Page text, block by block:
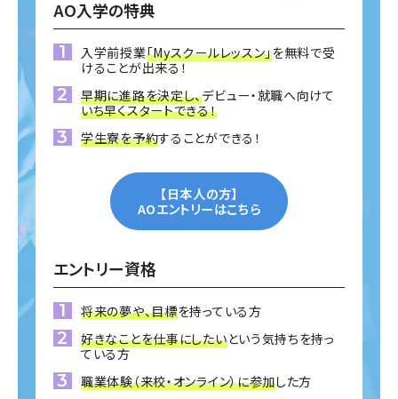
AO入学の特典
入学前授業「Myスクールレッスン」を無料で受
けることが出来る！
早期に進路を決定し、デビュー・就職へ向けて
いち早くスタートできる！
学生寮を予約することができる！
【日本人の方】
AOエントリーはこちら
エントリー資格
将来の夢や、目標を持っている方
好きなことを仕事にしたいという気持ちを持っ
ている方
職業体験（来校・オンライン）に参加した方